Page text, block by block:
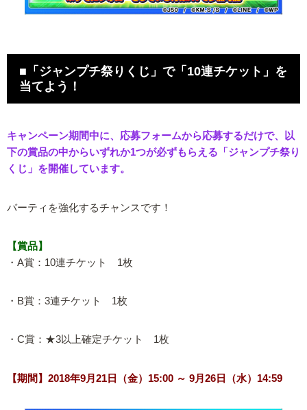
■「ジャンプチ祭りくじ」で「10連チケット」を
当てよう！
キャンペーン期間中に、応募フォームから応募するだけで、以
下の賞品の中からいずれか1つが必ずもらえる「ジャンプチ祭り
くじ」を開催しています。
バーティを強化するチャンスです！
【賞品】
・A賞：10連チケット 1枚
・B賞：3連チケット 1枚
・C賞：★3以上確定チケット 1枚
【期間】2018年9月21日（金）15:00 ～ 9月26日（水）14:59